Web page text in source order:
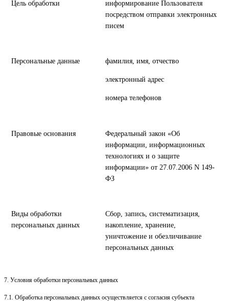
Цель обработки
информирование Пользователя
посредством отправки электронных
писем
Персональные данные фамилия, имя, отчество
электронный адрес
номера телефонов
Правовые основания
Федеральный закон «Об
информации, информационных
технологиях и о защите
информации» от 27.07.2006 N 149-
ФЗ
Виды обработки
персональных данных
Сбор, запись, систематизация,
накопление, хранение,
уничтожение и обезличивание
персональных данных
7. Условия обработки персональных данных
7.1. Обработка персональных данных осуществляется с согласия субъекта